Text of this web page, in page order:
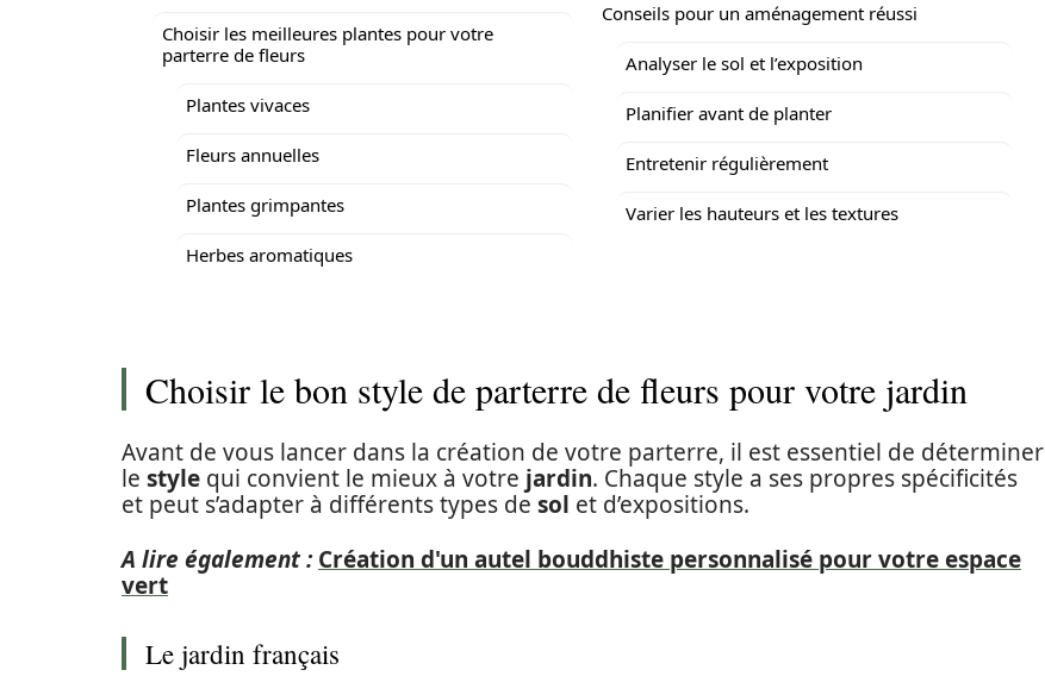
Choisir les meilleures plantes pour votre
parterre de fleurs
Plantes vivaces
Fleurs annuelles
Plantes grimpantes
Herbes aromatiques
Conseils pour un aménagement réussi
Analyser le sol et l’exposition
Planifier avant de planter
Entretenir régulièrement
Varier les hauteurs et les textures
Choisir le bon style de parterre de fleurs pour votre jardin
Avant de vous lancer dans la création de votre parterre, il est essentiel de déterminer
le style qui convient le mieux à votre jardin. Chaque style a ses propres spécificités
et peut s’adapter à différents types de sol et d’expositions.
A lire également : Création d'un autel bouddhiste personnalisé pour votre espace
vert
Le jardin français